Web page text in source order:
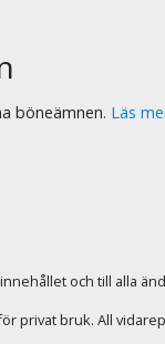
böneämnen. Läs
och till alla
privat bruk. All